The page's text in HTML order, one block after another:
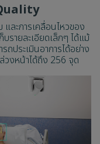
และการเคลื่อนไหวของ
รายละเอียดเล็กๆ ได้แม้
ถประเมินอาการได้อย่าง
วงหน้าได้ถึง 256 จุด